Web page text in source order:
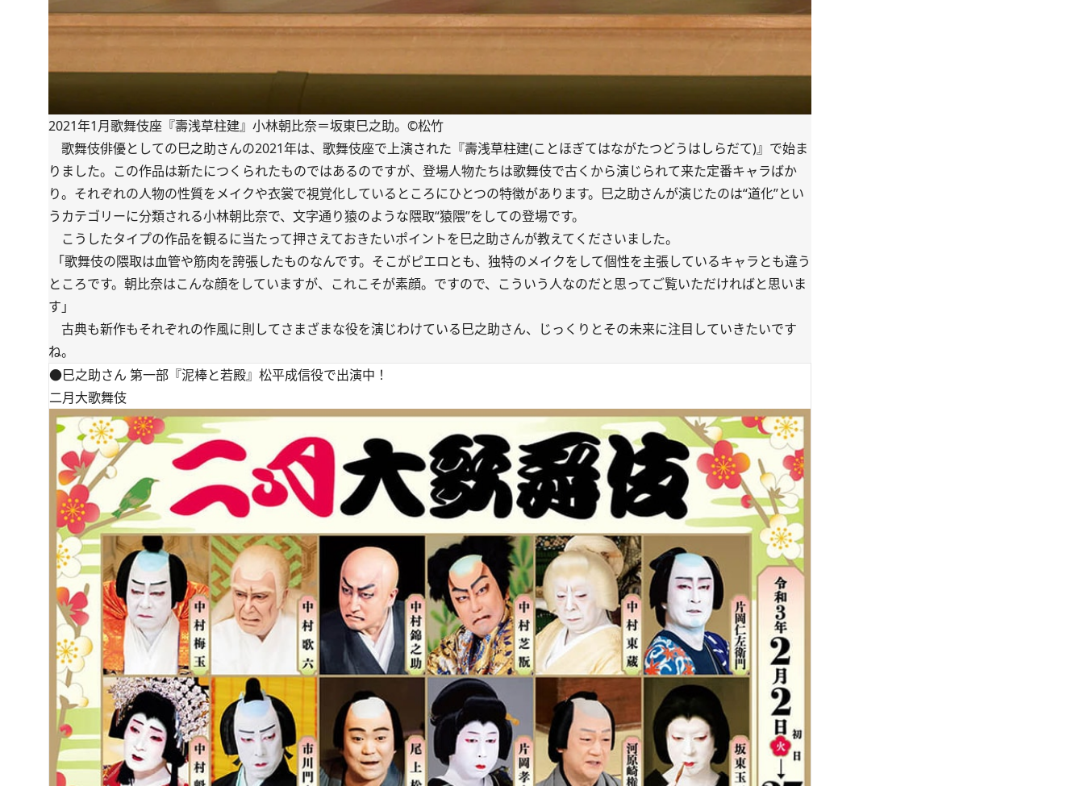
2021年1月歌舞伎座『壽浅草柱建』小林朝比奈＝坂東巳之助。©松竹
歌舞伎俳優としての巳之助さんの2021年は、歌舞伎座で上演された『壽浅草柱建(ことほぎてはながたつどうはしらだて)』で始ま
りました。この作品は新たにつくられたものではあるのですが、登場人物たちは歌舞伎で古くから演じられて来た定番キャラばか
り。それぞれの人物の性質をメイクや衣裳で視覚化しているところにひとつの特徴があります。巳之助さんが演じたのは“道化”とい
うカテゴリーに分類される小林朝比奈で、文字通り猿のような隈取“猿隈”をしての登場です。
こうしたタイプの作品を観るに当たって押さえておきたいポイントを巳之助さんが教えてくださいました。
「歌舞伎の隈取は血管や筋肉を誇張したものなんです。そこがピエロとも、独特のメイクをして個性を主張しているキャラとも違う
ところです。朝比奈はこんな顔をしていますが、これこそが素顔。ですので、こういう人なのだと思ってご覧いただければと思いま
す」
古典も新作もそれぞれの作風に則してさまざまな役を演じわけている巳之助さん、じっくりとその未来に注目していきたいです
ね。
●巳之助さん 第一部『泥棒と若殿』松平成信役で出演中！
二月大歌舞伎